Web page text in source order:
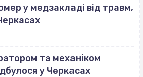
у медзакладі від травм,
та механіком
у Черкасах